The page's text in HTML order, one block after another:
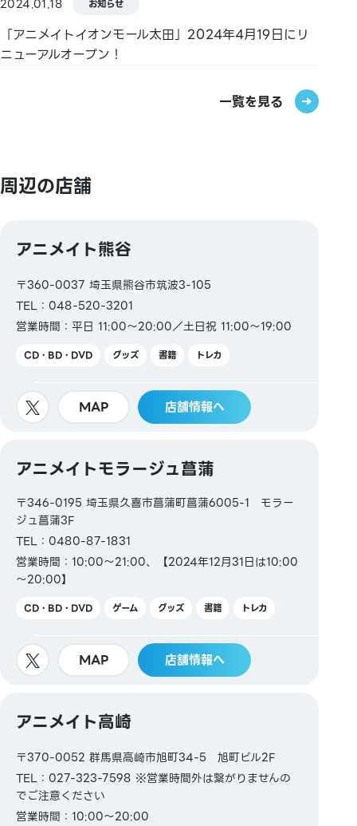
QUICPay／楽天Edy／WAON／iD
【交通系電子マネー】
【図書券・図書カードNEXT】
2024.01.18 お知らせ
「アニメイトイオンモール太田」2024年4月19日にリ
ニューアルオープン！
一覧を見る
周辺の店舗
アニメイト熊谷
〒360-0037 埼玉県熊谷市筑波3-105
TEL：048-520-3201
営業時間：平日 11:00～20:00／土日祝 11:00～19:00
CD・BD・DVD グッズ 書籍 トレカ
MAP 店舗情報へ
アニメイトモラージュ菖蒲
〒346-0195 埼玉県久喜市菖蒲町菖蒲6005-1 モラー
ジュ菖蒲3F
TEL：0480-87-1831
営業時間：10:00～21:00、【2024年12月31日は10:00
～20:00】
CD・BD・DVD ゲーム グッズ 書籍 トレカ
MAP 店舗情報へ
アニメイト高崎
〒370-0052 群馬県高崎市旭町34-5 旭町ビル2F
TEL：027-323-7598 ※営業時間外は繋がりませんの
でご注意ください
営業時間：10:00～20:00